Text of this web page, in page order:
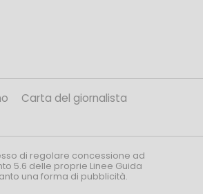
Carta del giornalista
di regolare concessione ad
5.6 delle proprie Linee Guida
una forma di pubblicità.